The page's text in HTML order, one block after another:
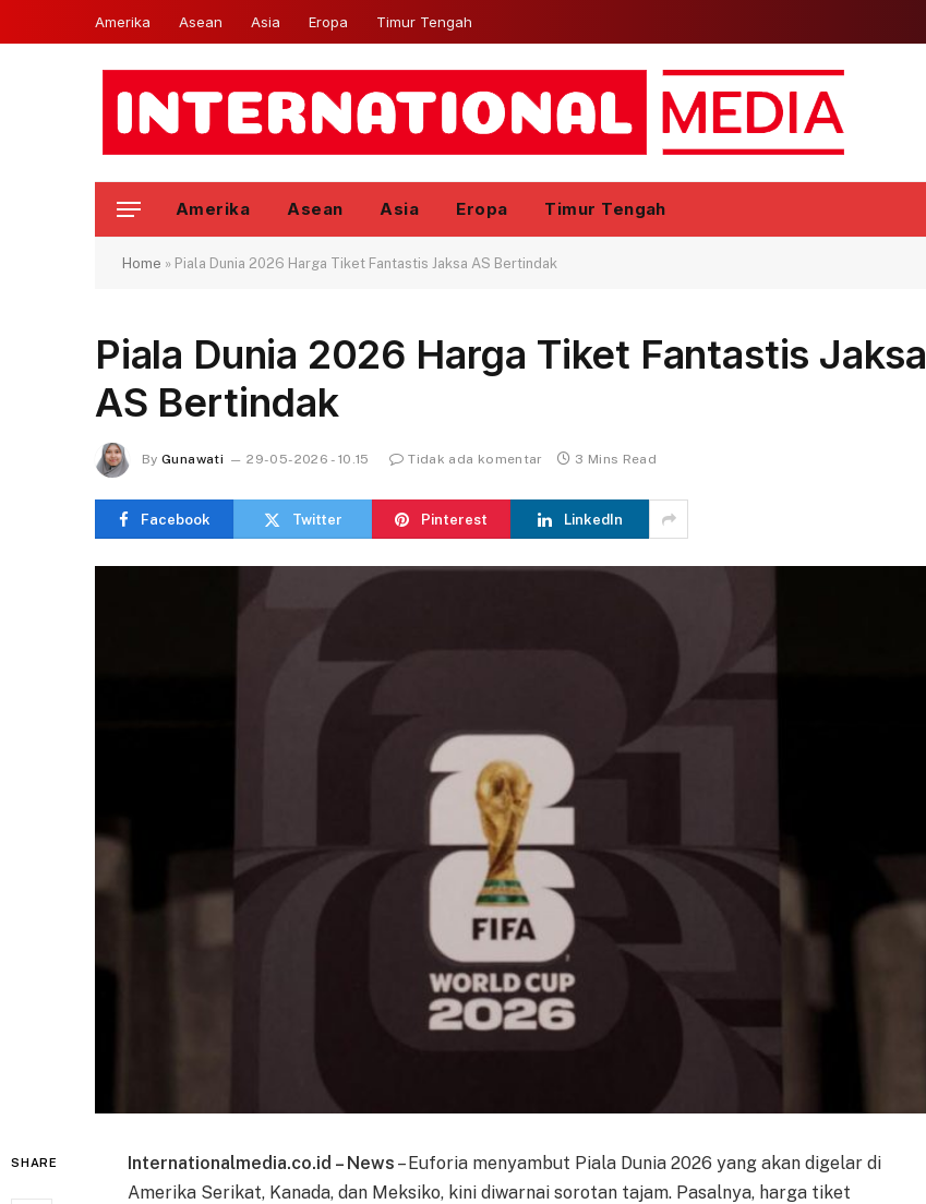
Amerika Asean Asia Eropa Timur Tengah
Amerika Asean Asia Eropa Timur Tengah
Home » Piala Dunia 2026 Harga Tiket Fantastis Jaksa AS Bertindak
Piala Dunia 2026 Harga Tiket Fantastis Jaksa
AS Bertindak
By Gunawati 29-05-2026 - 10.15 Tidak ada komentar 3 Mins Read
Facebook Twitter Pinterest LinkedIn
SHARE Internationalmedia.co.id – News – Euforia menyambut Piala Dunia 2026 yang akan digelar di
Amerika Serikat, Kanada, dan Meksiko, kini diwarnai sorotan tajam. Pasalnya, harga tiket